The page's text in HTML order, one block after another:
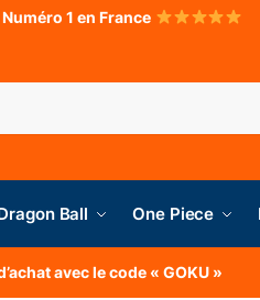
1 en France
Ball One Piece
avec le code « GOKU »